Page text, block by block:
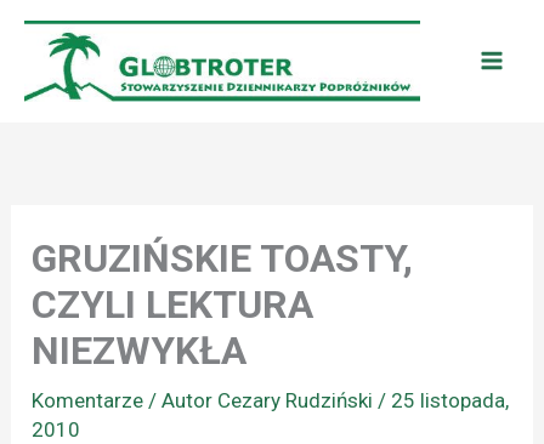
Przejdź
treści
GRUZIŃSKIE TOASTY,
CZYLI LEKTURA
NIEZWYKŁA
Komentarze / Autor Cezary Rudziński/ 25 listopada,
2010